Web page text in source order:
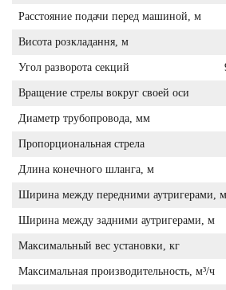
Расстояние подачи перед машиной, м
Висота розкладання, м
Угол разворота секций
Вращение стрелы вокруг своей оси
Диаметр трубопровода, мм
Пропорциональная стрела
Длина конечного шланга, м
Ширина между передними аутригерами, м
Ширина между задними аутригерами, м
Максимальный вес установки, кг
Максимальная производительность, м³/ч